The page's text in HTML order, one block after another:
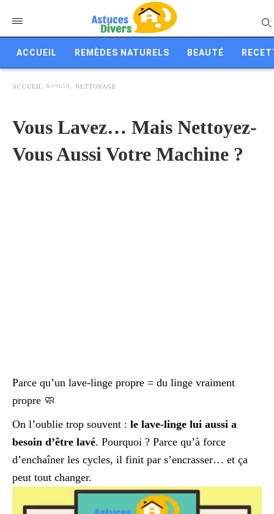
ACCUEIL REMÈDES NATURELS BEAUTÉ
ACCUEIL NETTOYAGE
Vous Lavez… Mais Nettoyez-
Vous Aussi Votre Machine ?
Parce qu’un lave-linge propre = du linge vraiment
propre 🧼
On l’oublie trop souvent : le lave-linge lui aussi a
besoin d’être lavé. Pourquoi ? Parce qu’à force
d’enchaîner les cycles, il finit par s’encrasser… et ça
peut tout changer.